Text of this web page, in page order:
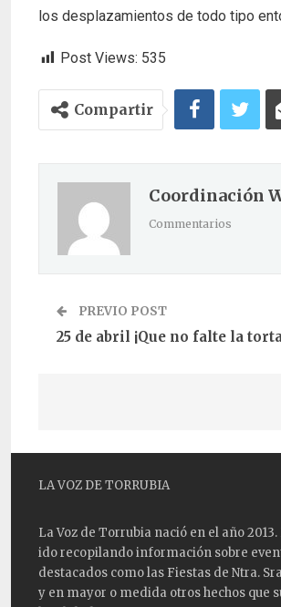
los desplazamientos de todo tipo
Post Views: 535
Compartir
Coordinación
Commentarios
PREVIO POST
25 de abril ¡Que no falte la
LA VOZ DE TORRUBIA
La Voz de Torrubia nació en el año
ido recopilando información sobre
destacados como las Fiestas de Ntra.
y en mayor o medida otros hechos que